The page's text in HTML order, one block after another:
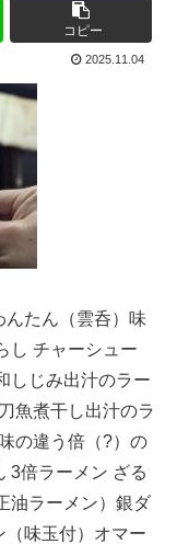
コピー
2025.11.04
んたん（雲呑）味
し チャーシュー
しじみ出汁のラー
魚煮干し出汁のラ
の違う倍（?）の
3倍ラーメン ざる
油ラーメン）銀ダ
（味玉付）オマー